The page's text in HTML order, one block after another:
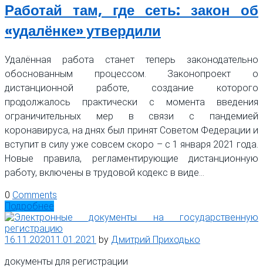
Работай там, где сеть: закон об
«удалёнке» утвердили
Удалённая работа станет теперь законодательно
обоснованным процессом. Законопроект о
дистанционной работе, создание которого
продолжалось практически с момента введения
ограничительных мер в связи с пандемией
коронавируса, на днях был принят Советом Федерации и
вступит в силу уже совсем скоро – с 1 января 2021 года.
Новые правила, регламентирующие дистанционную
работу, включены в трудовой кодекс в виде…
0 Comments
Подробнее
16.11.202011.01.2021 by Дмитрий Приходько
документы для регистрации